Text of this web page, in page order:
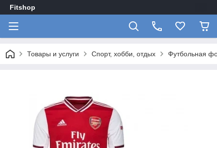
Fitshop
Товары и услуги Спорт, хобби, отдых Футбольная